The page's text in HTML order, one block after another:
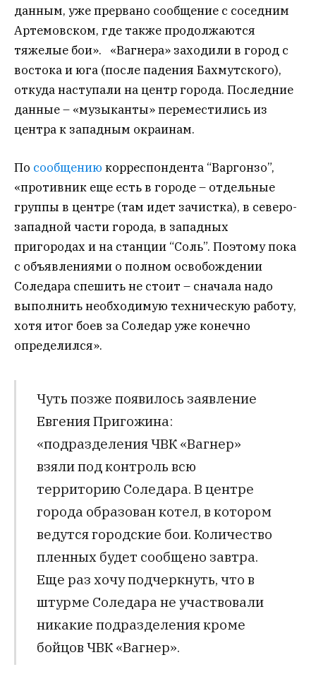
данным, уже прервано сообщение с соседним
Артемовском, где также продолжаются
тяжелые бои». «Вагнера» заходили в город с
востока и юга (после падения Бахмутского),
откуда наступали на центр города. Последние
данные – «музыканты» переместились из
центра к западным окраинам.
По сообщению корреспондента “Варгонзо”,
«противник еще есть в городе – отдельные
группы в центре (там идет зачистка), в северо-
западной части города, в западных
пригородах и на станции “Соль”. Поэтому пока
с объявлениями о полном освобождении
Соледара спешить не стоит – сначала надо
выполнить необходимую техническую работу,
хотя итог боев за Соледар уже конечно
определился».
Чуть позже появилось заявление
Евгения Пригожина:
«подразделения ЧВК «Вагнер»
взяли под контроль всю
территорию Соледара. В центре
города образован котел, в котором
ведутся городские бои. Количество
пленных будет сообщено завтра.
Еще раз хочу подчеркнуть, что в
штурме Соледара не участвовали
никакие подразделения кроме
бойцов ЧВК «Вагнер».